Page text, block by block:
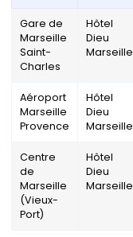
Gare de
Marseille
Saint-
Charles
Hôtel
Dieu
Marseille
Aéroport
Marseille
Provence
Hôtel
Dieu
Marseille
Centre
de
Marseille
(Vieux-
Port)
Hôtel
Dieu
Marseille